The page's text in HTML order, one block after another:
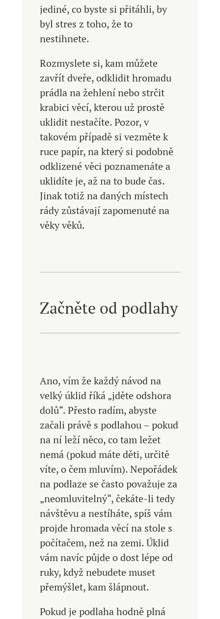
jediné, co byste si přitáhli, by
byl stres z toho, že to
nestihnete.
Rozmyslete si, kam můžete
zavřít dveře, odklidit hromadu
prádla na žehlení nebo strčit
krabici věcí, kterou už prostě
uklidit nestačíte. Pozor, v
takovém případě si vezměte k
ruce papír, na který si podobně
odklizené věci poznamenáte a
uklidíte je, až na to bude čas.
Jinak totiž na daných místech
rády zůstávají zapomenuté na
věky věků.
Začněte od podlahy
Ano, vím že každý návod na
velký úklid říká „jděte odshora
dolů“. Přesto radím, abyste
začali právě s podlahou – pokud
na ní leží něco, co tam ležet
nemá (pokud máte děti, určitě
víte, o čem mluvím). Nepořádek
na podlaze se často považuje za
„neomluvitelný“, čekáte-li tedy
návštěvu a nestíháte, spíš vám
projde hromada věcí na stole s
počítačem, než na zemi. Úklid
vám navíc půjde o dost lépe od
ruky, když nebudete muset
přemýšlet, kam šlápnout.
Pokud je podlaha hodně plná